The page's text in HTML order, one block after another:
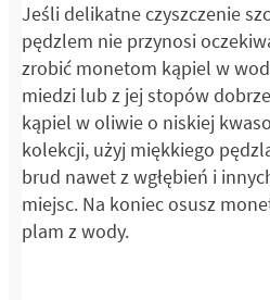
Jeśli delikatne czyszczenie
pędzlem nie przynosi
zrobić monetom kąpiel w
miedzi lub z jej stopów
kąpiel w oliwie o niskiej
kolekcji, użyj miękkiego
brud nawet z wgłębień i
miejsc. Na koniec osusz
plam z wody.